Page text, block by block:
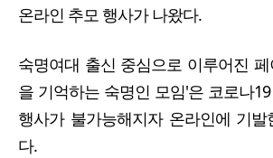
온라인 추모 행사가 나왔다.
숙명여대 출신 중심으로 이루어진 페
을 기억하는 숙명인 모임'은 코로나
행사가 불가능해지자 온라인에 기
다.